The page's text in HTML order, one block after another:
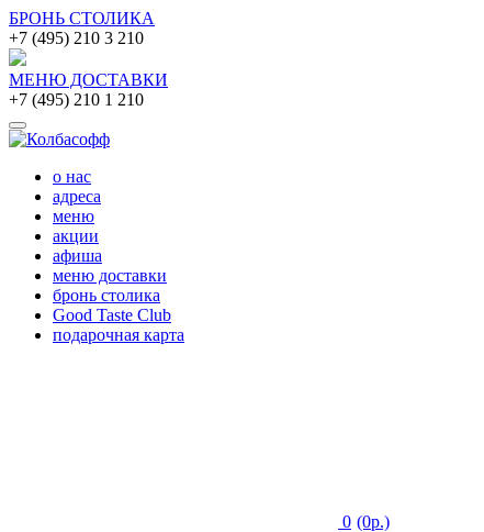
БРОНЬ СТОЛИКА
+7 (495) 210 3 210
МЕНЮ ДОСТАВКИ
+7 (495) 210 1 210
о нас
адреса
меню
акции
афиша
меню доставки
бронь столика
Good Taste Club
подарочная карта
0 (0р.)